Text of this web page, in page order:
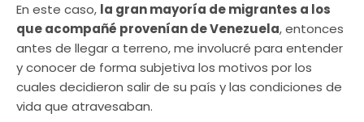
En este caso, la gran mayoría de migrantes a los
que acompañé provenían de Venezuela, entonces
antes de llegar a terreno, me involucré para entender
y conocer de forma subjetiva los motivos por los
cuales decidieron salir de su país y las condiciones de
vida que atravesaban.